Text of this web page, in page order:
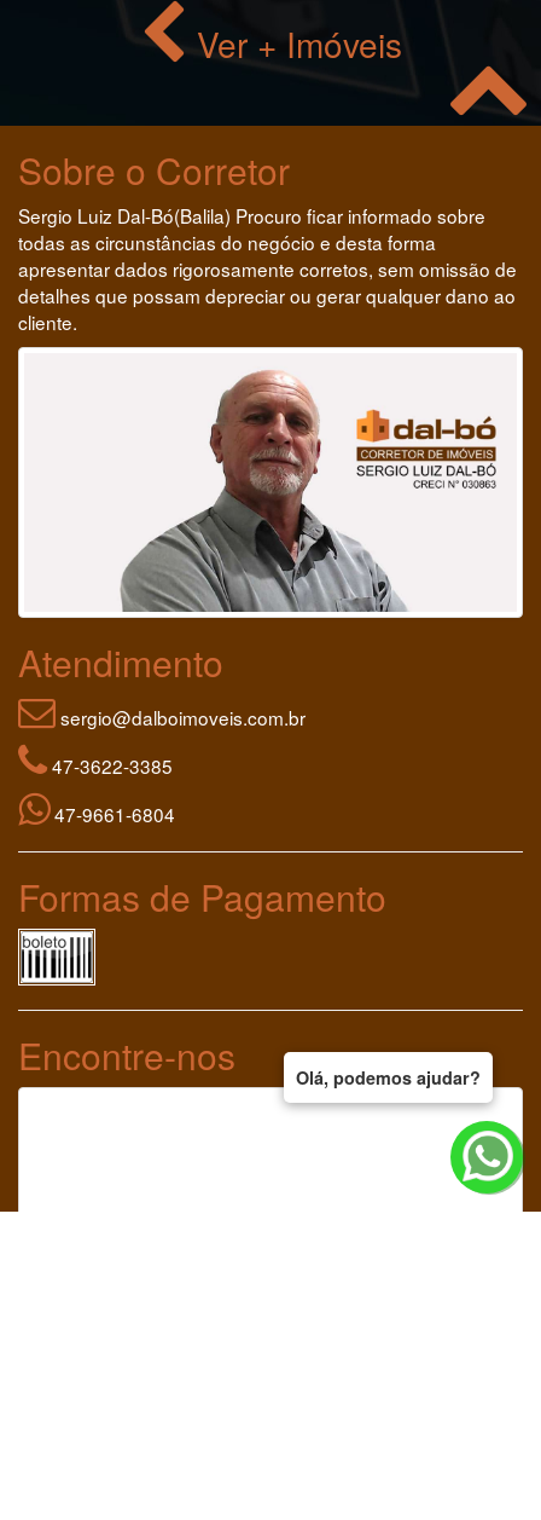
Ver + Imóveis
Sobre o Corretor
Sergio Luiz Dal-Bó(Balila) Procuro ficar informado sobre
todas as circunstâncias do negócio e desta forma
apresentar dados rigorosamente corretos, sem omissão de
detalhes que possam depreciar ou gerar qualquer dano ao
cliente.
Atendimento
sergio@dalboimoveis.com.br
47-3622-3385
47-9661-6804
Formas de Pagamento
Encontre-nos Olá, podemos ajudar?